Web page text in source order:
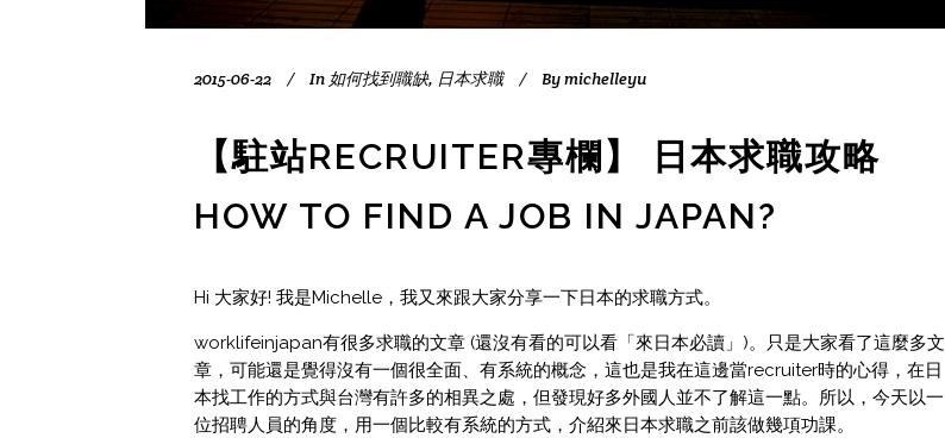
2015-06-22 In 如何找到職缺, 日本求職 Bymichelleyu
【駐站RECRUITER專欄】 日本求職攻略
HOW TO FIND A JOB IN JAPAN?
Hi 大家好! 我是Michelle，我又來跟大家分享一下日本的求職方式。
worklifeinjapan有很多求職的文章 (還沒有看的可以看「來日本必讀」)。只是大家看了這麼多文
章，可能還是覺得沒有一個很全面、有系統的概念，這也是我在這邊當recruiter時的心得，在日
本找工作的方式與台灣有許多的相異之處，但發現好多外國人並不了解這一點。所以，今天以一
位招聘人員的角度，用一個比較有系統的方式，介紹來日本求職之前該做幾項功課。